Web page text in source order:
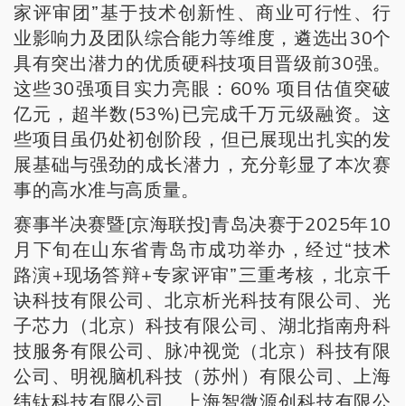
家评审团”基于技术创新性、商业可行性、行
业影响力及团队综合能力等维度，遴选出30个
具有突出潜力的优质硬科技项目晋级前30强。
这些30强项目实力亮眼：60% 项目估值突破
亿元，超半数(53%)已完成千万元级融资。这
些项目虽仍处初创阶段，但已展现出扎实的发
展基础与强劲的成长潜力，充分彰显了本次赛
事的高水准与高质量。
赛事半决赛暨[京海联投]青岛决赛于2025年10
月下旬在山东省青岛市成功举办，经过“技术
路演+现场答辩+专家评审”三重考核，北京千
诀科技有限公司、北京析光科技有限公司、光
子芯力（北京）科技有限公司、湖北指南舟科
技服务有限公司、脉冲视觉（北京）科技有限
公司、明视脑机科技（苏州）有限公司、上海
纬钛科技有限公司、上海智微源创科技有限公